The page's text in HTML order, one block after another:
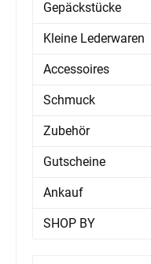
Gepäckstücke
Kleine Lederwaren
Accessoires
Schmuck
Zubehör
Gutscheine
Ankauf
SHOP BY